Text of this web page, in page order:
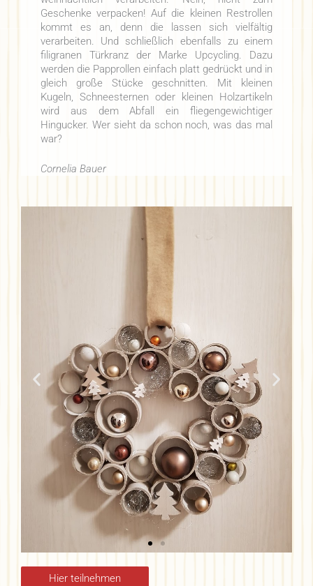
Geschenke verpacken! Auf die kleinen Restrollen
kommt es an, denn die lassen sich vielfältig
verarbeiten. Und schließlich ebenfalls zu einem
filigranen Türkranz der Marke Upcycling. Dazu
werden die Papprollen einfach platt gedrückt und in
gleich große Stücke geschnitten. Mit kleinen
Kugeln, Schneesternen oder kleinen Holzartikeln
wird aus dem Abfall ein fliegengewichtiger
Hingucker. Wer sieht da schon noch, was das mal
war?
Cornelia Bauer
Hier teilnehmen